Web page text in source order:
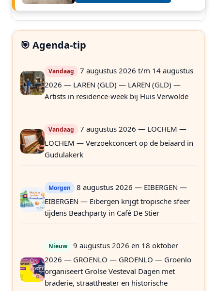
🎯 Agenda-tip
Vandaag
7 augustus 2026 t/m 14 augustus
2026 — LAREN (GLD) — LAREN (GLD) —
Artists in residence-week bij Huis Verwolde
Vandaag
7 augustus 2026 — LOCHEM —
LOCHEM — Verzoekconcert op de beiaard in
Gudulakerk
Morgen
8 augustus 2026 — EIBERGEN —
EIBERGEN — Eibergen krijgt tropische sfeer
tijdens Beachparty in Café De Stier
Nieuw
9 augustus 2026 en 18 oktober
2026 — GROENLO — GROENLO — Groenlo
organiseert Grolse Vesteval Dagen met
braderie, straattheater en historische